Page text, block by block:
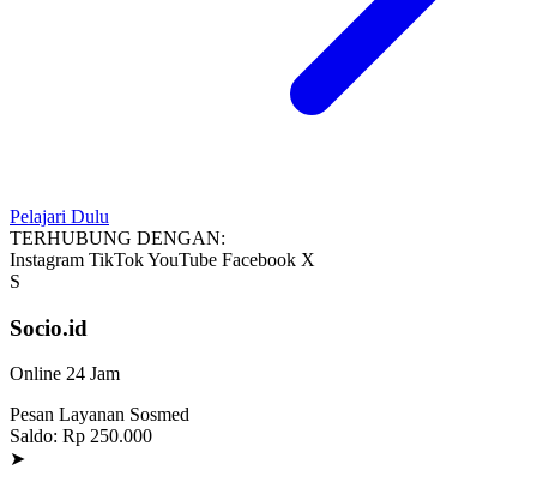
Pelajari Dulu
TERHUBUNG DENGAN:
Instagram TikTokYouTube Facebook X
S
Socio.id
Online 24 Jam
Pesan Layanan Sosmed
Saldo: Rp 250.000
➤